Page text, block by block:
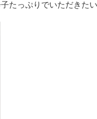
たっぷりでいただきた